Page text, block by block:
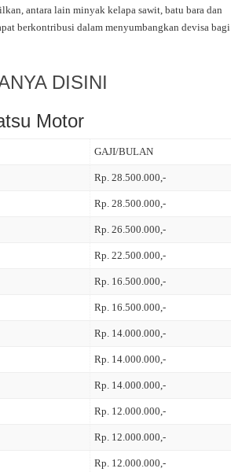
antara lain minyak kelapa sawit, batu bara dan
berkontribusi dalam menyumbangkan devisa bagi
DISINI
Motor
GAJI/BULAN
Rp. 28.500.000,-
Rp. 28.500.000,-
Rp. 26.500.000,-
Rp. 22.500.000,-
Rp. 16.500.000,-
Rp. 16.500.000,-
Rp. 14.000.000,-
Rp. 14.000.000,-
Rp. 14.000.000,-
Rp. 12.000.000,-
Rp. 12.000.000,-
Rp. 12.000.000,-